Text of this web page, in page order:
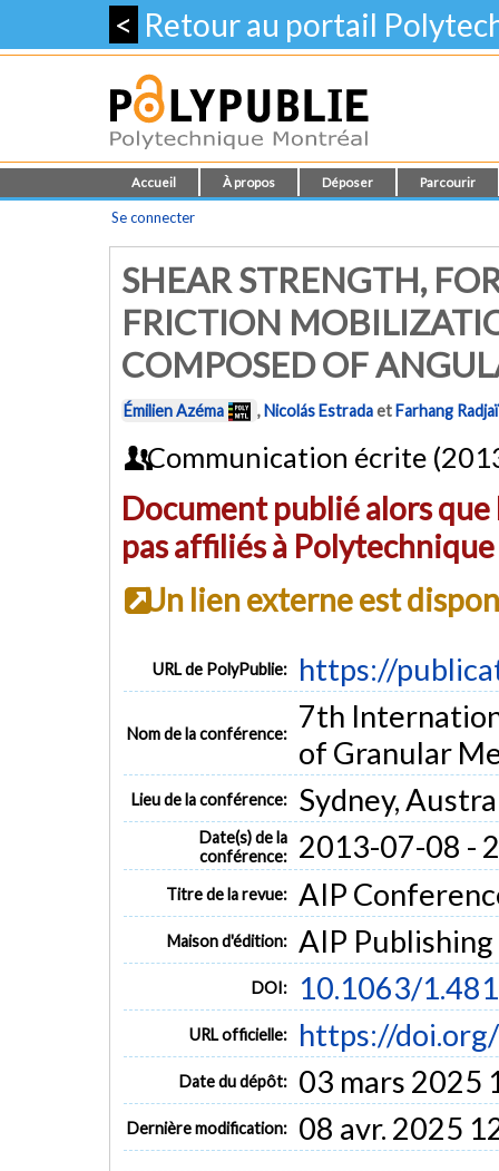
< Retour au portail
Accueil À propos Déposer Parcourir
Se connecter
SHEAR STRENGTH,
FRICTION
COMPOSED OF
Émilien Azéma ,Nicolás EstradaetFarhang Radjaï
Communication écrite
Document publié alors
pas affiliés à
Un lien externe est
URL de PolyPublie: https://
Nom de la conférence:
7th
of Granular
Lieu de la conférence: Sydney,
Date(s) de la
conférence:
2013-07-08 -
Titre de la revue: AIP
Maison d'édition: AIP Publishing
DOI: 10.1063/
URL officielle: https://
Date du dépôt: 03 mars 2025
Dernière modification: 08 avr. 2025